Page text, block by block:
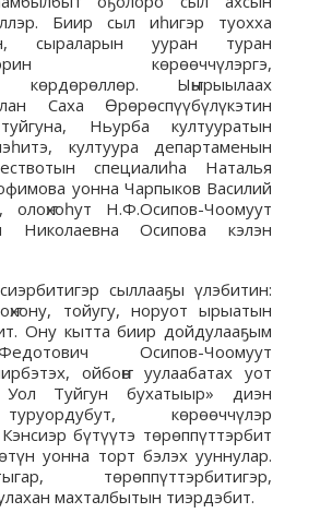
Биир сыл иһигэр туохха
сыраларын ууран туран
көрөөччүлэргэ,
көрдөрөллөр. Ыҥырыылаах
Саха Өрөрөспүүбүлүкэтин
Ньурба култууратын
култуура департаменын
специалиһа Наталья
уонна Чарпыков Василий
олоҥхоһут Н.Ф.Осипов-Чоомуут
Осипова кэлэн
сыллааҕы үлэбитин:
тойугу, норуот ырыатын
Ону кытта биир дойдулааҕым
Осипов-Чоомуут
ойбоҥҥо уулаабатах уот
Уол Туйгун бухатыыр» диэн
көрөөччүлэр
бүтүүтэ төрөппүттэрбит
уонна торт бэлэх ууннулар.
төрөппүттэрбитигэр,
махталбытын тиэрдэбит.